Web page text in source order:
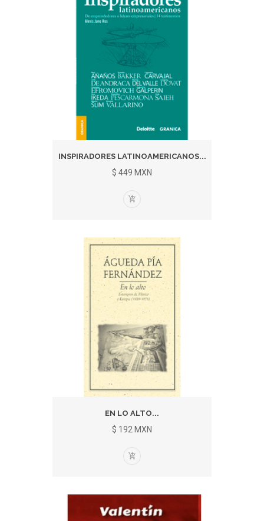
INSPIRADORES LATINOAMERICANOS...
$ 449 MXN
EN LO ALTO...
$ 192 MXN